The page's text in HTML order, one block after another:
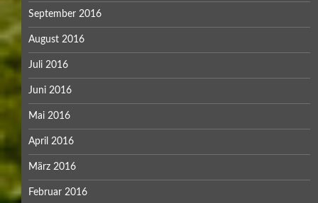
September 2016
August 2016
Juli 2016
Juni 2016
Mai 2016
April 2016
März 2016
Februar 2016